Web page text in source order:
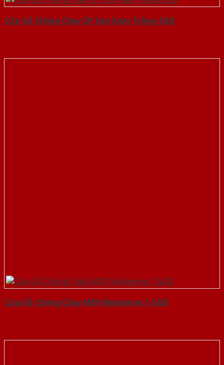
Cửa Gỗ Chống Cháy 2P Sơn Xám Trắng-SGD
Cửa Gỗ Chống Cháy MDF Melamine 1-SGD